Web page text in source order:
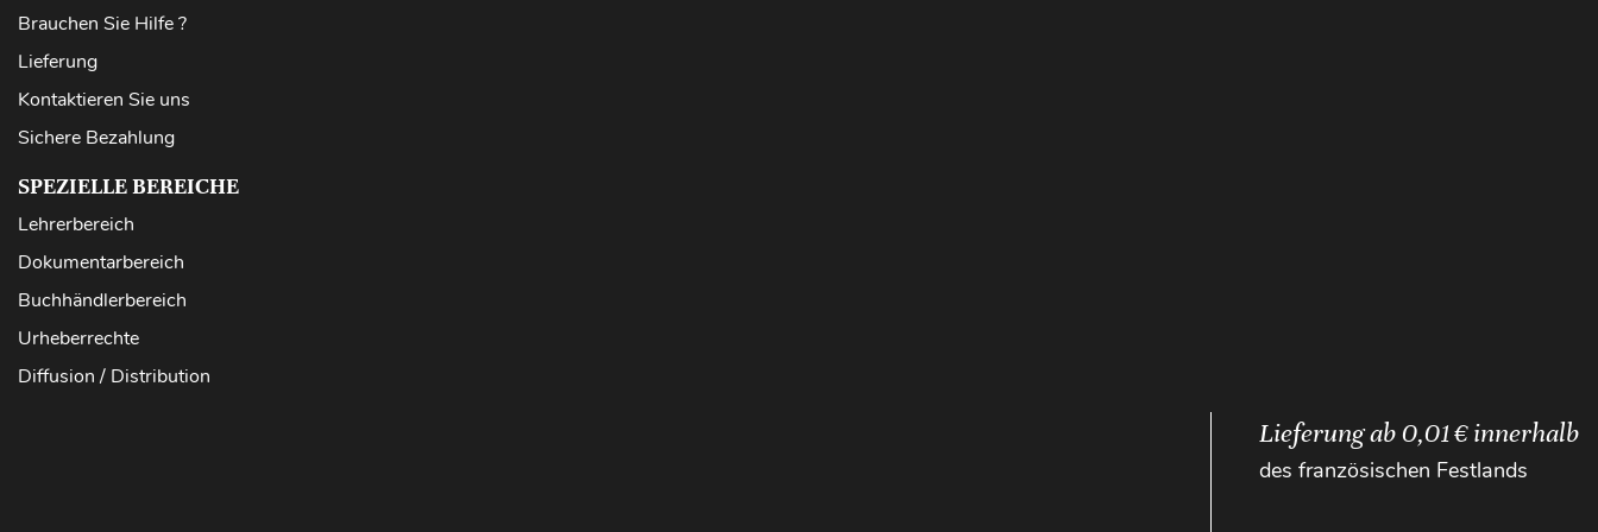
Brauchen Sie Hilfe ?
Lieferung
Kontaktieren Sie uns
Sichere Bezahlung
SPEZIELLE BEREICHE
Lehrerbereich
Dokumentarbereich
Buchhändlerbereich
Urheberrechte
Diffusion / Distribution
Lieferung ab 0,01 € innerhalb
des französischen Festlands